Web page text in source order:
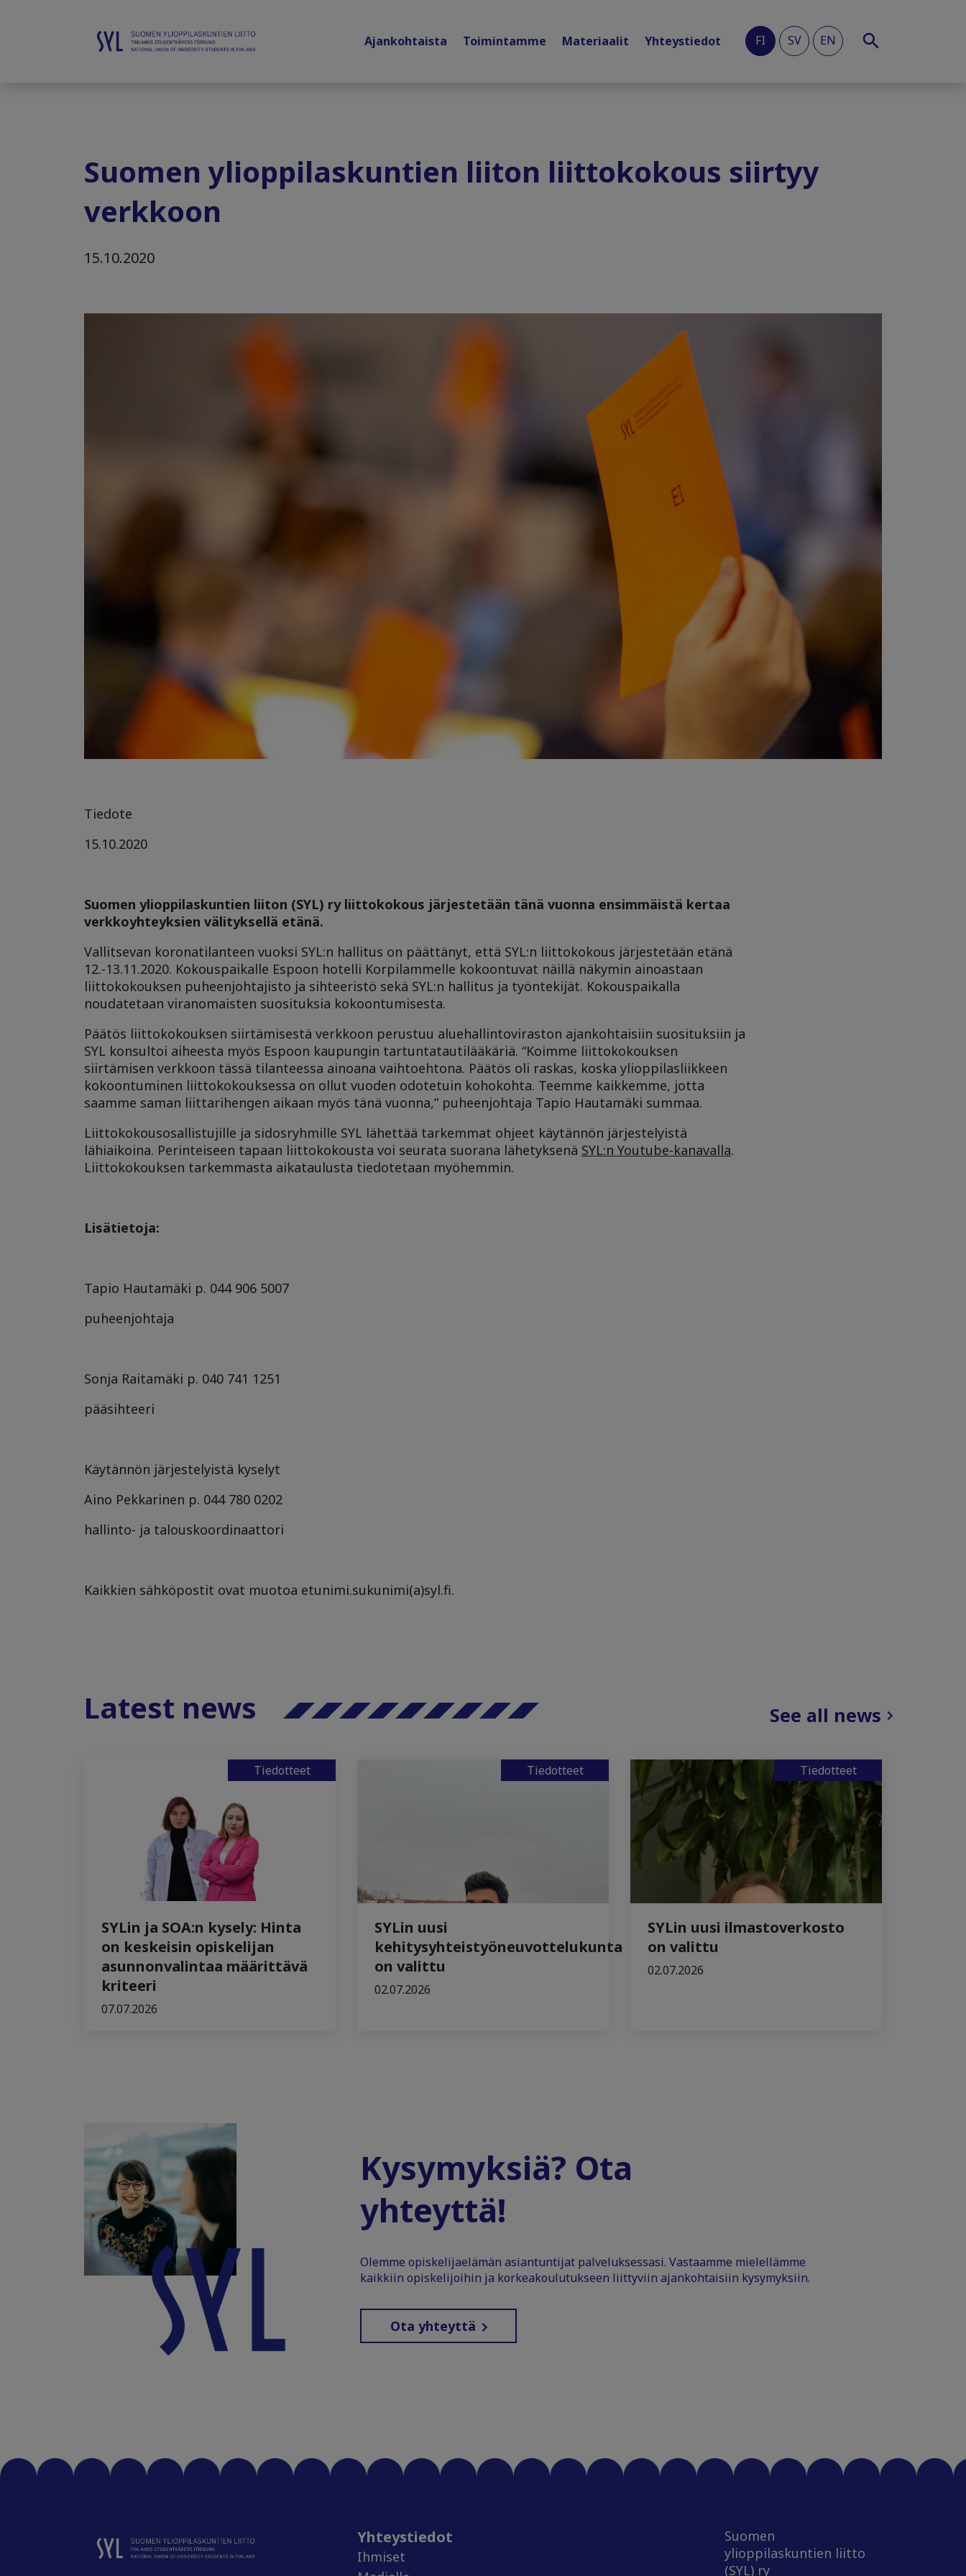
Ajankohtaista Toimintamme Materiaalit Yhteystiedot FI SV EN
Suomen ylioppilaskuntien liiton liittokokous siirtyy
verkkoon
15.10.2020
Tiedote
15.10.2020
Suomen ylioppilaskuntien liiton (SYL) ry liittokokous järjestetään tänä vuonna ensimmäistä kertaa
verkkoyhteyksien välityksellä etänä.
Vallitsevan koronatilanteen vuoksi SYL:n hallitus on päättänyt, että SYL:n liittokokous järjestetään etänä
12.-13.11.2020. Kokouspaikalle Espoon hotelli Korpilammelle kokoontuvat näillä näkymin ainoastaan
liittokokouksen puheenjohtajisto ja sihteeristö sekä SYL:n hallitus ja työntekijät. Kokouspaikalla
noudatetaan viranomaisten suosituksia kokoontumisesta.
Päätös liittokokouksen siirtämisestä verkkoon perustuu aluehallintoviraston ajankohtaisiin suosituksiin ja
SYL konsultoi aiheesta myös Espoon kaupungin tartuntatautilääkäriä. “Koimme liittokokouksen
siirtämisen verkkoon tässä tilanteessa ainoana vaihtoehtona. Päätös oli raskas, koska ylioppilasliikkeen
kokoontuminen liittokokouksessa on ollut vuoden odotetuin kohokohta. Teemme kaikkemme, jotta
saamme saman liittarihengen aikaan myös tänä vuonna,” puheenjohtaja Tapio Hautamäki summaa.
Liittokokousosallistujille ja sidosryhmille SYL lähettää tarkemmat ohjeet käytännön järjestelyistä
lähiaikoina. Perinteiseen tapaan liittokokousta voi seurata suorana lähetyksenä SYL:n Youtube-kanavalla.
Liittokokouksen tarkemmasta aikataulusta tiedotetaan myöhemmin.
Lisätietoja:
Tapio Hautamäki p. 044 906 5007
puheenjohtaja
Sonja Raitamäki p. 040 741 1251
pääsihteeri
Käytännön järjestelyistä kyselyt
Aino Pekkarinen p. 044 780 0202
hallinto- ja talouskoordinaattori
Kaikkien sähköpostit ovat muotoa etunimi.sukunimi(a)syl.fi.
Latest news See all news
Tiedotteet
SYLin ja SOA:n kysely: Hinta
on keskeisin opiskelijan
asunnonvalintaa määrittävä
kriteeri
07.07.2026
Tiedotteet
SYLin uusi
kehitysyhteistyöneuvottelukunta
on valittu
02.07.2026
Tiedotteet
SYLin uusi ilmastoverkosto
on valittu
02.07.2026
Kysymyksiä? Ota
yhteyttä!
Olemme opiskelijaelämän asiantuntijat palveluksessasi. Vastaamme mielellämme
kaikkiin opiskelijoihin ja korkeakoulutukseen liittyviin ajankohtaisiin kysymyksiin.
Ota yhteyttä
Yhteystiedot
Ihmiset
Suomen
ylioppilaskuntien liitto
(SYL) ry